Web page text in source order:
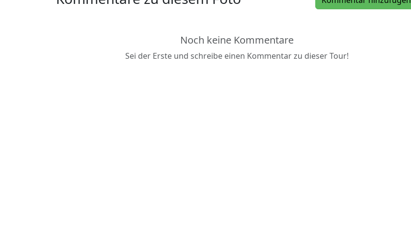
Noch keine Kommentare
Sei der Erste und schreibe einen Kommentar zu dieser Tour!